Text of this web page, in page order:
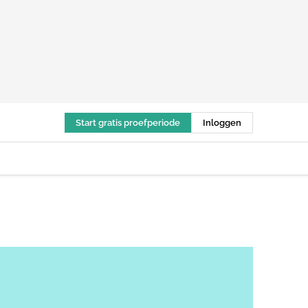
Start gratis proefperiode Inloggen